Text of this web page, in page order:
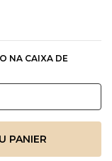
NA CAIXA DE